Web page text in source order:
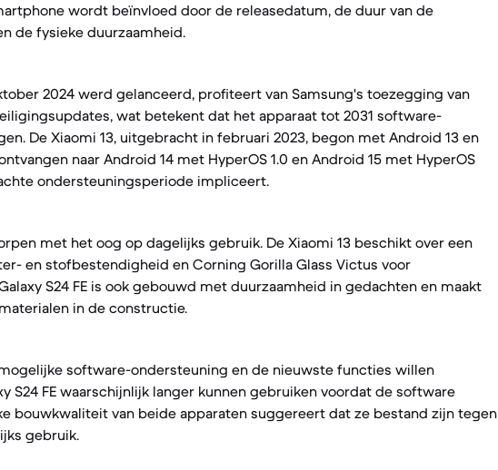
wordt beïnvloed door de releasedatum, de duur van de
de fysieke duurzaamheid.
2024 werd gelanceerd, profiteert van Samsung's toezegging van
wat betekent dat het apparaat tot 2031 software-
De Xiaomi 13, uitgebracht in februari 2023, begon met Android 13 en
naar Android 14 met HyperOS 1.0 en Android 15 met HyperOS
ondersteuningsperiode impliceert.
met het oog op dagelijks gebruik. De Xiaomi 13 beschikt over een
en stofbestendigheid en Corning Gorilla Glass Victus voor
S24 FE is ook gebouwd met duurzaamheid in gedachten en maakt
in de constructie.
software-ondersteuning en de nieuwste functies willen
S24 FE waarschijnlijk langer kunnen gebruiken voordat de software
bouwkwaliteit van beide apparaten suggereert dat ze bestand zijn tegen
gebruik.